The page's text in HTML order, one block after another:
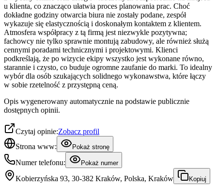
u klienta, co znacząco ułatwia proces planowania prac. Choć
dokładne godziny otwarcia biura nie zostały podane, zespół
wykazuje się elastycznością i doskonałym kontaktem z klientem.
Atmosfera współpracy z tą firmą jest niezwykle pozytywna;
fachowcy nie tylko sprawnie montują zabudowy, ale również służą
cennymi poradami technicznymi i projektowymi. Klienci
podkreślają, że po wizycie ekipy wszystko jest wykonane równo,
starannie i czysto, co buduje ogromne zaufanie do marki. To idealny
wybór dla osób szukających solidnego wykonawstwa, które łączy
w sobie rzetelność z przystępną ceną.
Opis wygenerowany automatycznie na podstawie publicznie
dostępnych opinii.
Czytaj opinie:Zobacz profil
Strona www:
Pokaż stronę
Numer telefonu: Pokaż numer
Kobierzyńska 93, 30-382 Kraków, Polska, Kraków Kopiuj